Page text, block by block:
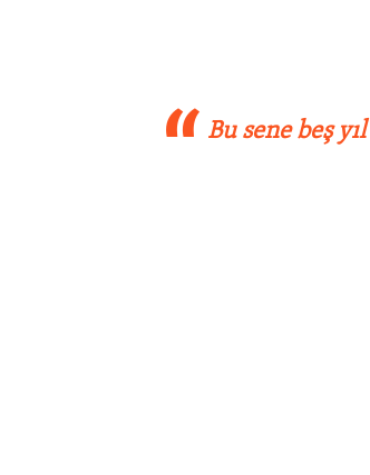
Bu sene beş